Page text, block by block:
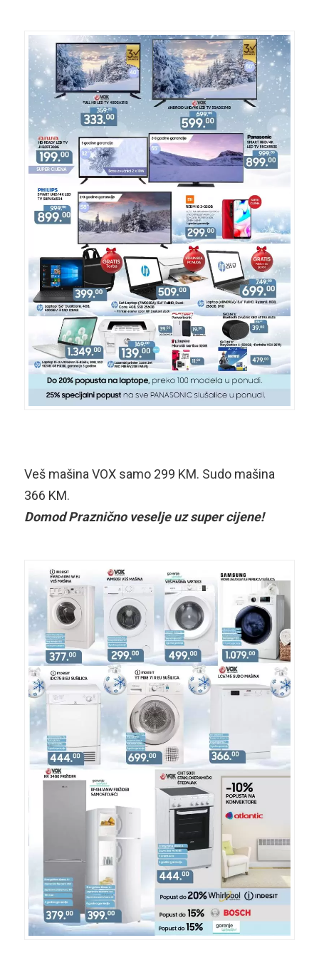
Veš mašina VOX samo 299 KM. Sudo mašina
366 KM.
Domod Praznično veselje uz super cijene!